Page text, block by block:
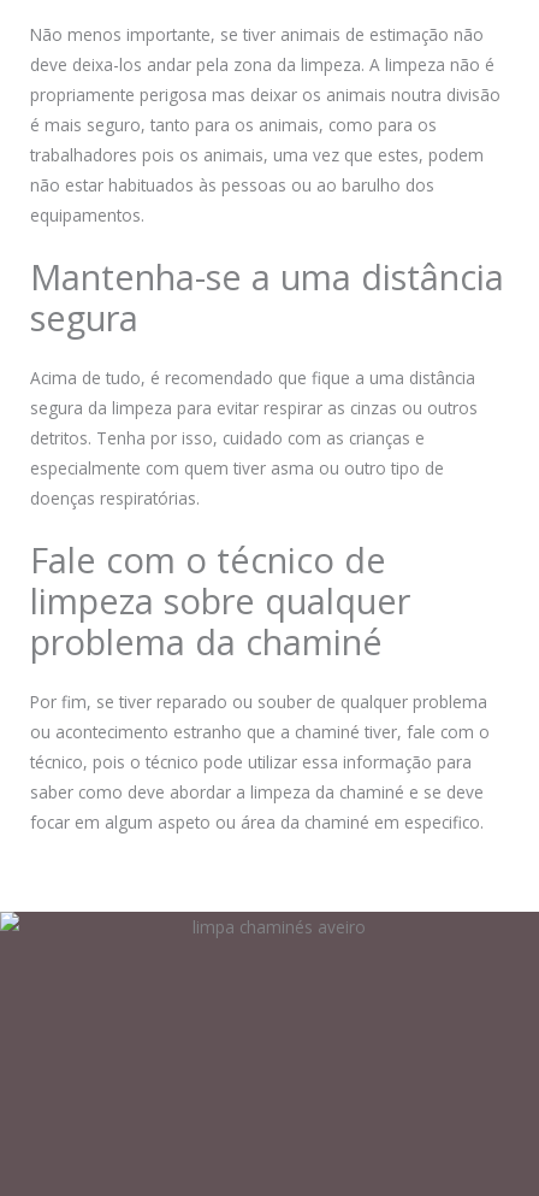
Não menos importante, se tiver animais de estimação não
deve deixa-los andar pela zona da limpeza. A limpeza não é
propriamente perigosa mas deixar os animais noutra divisão
é mais seguro, tanto para os animais, como para os
trabalhadores pois os animais, uma vez que estes, podem
não estar habituados às pessoas ou ao barulho dos
equipamentos.
Mantenha-se a uma distância
segura
Acima de tudo, é recomendado que fique a uma distância
segura da limpeza para evitar respirar as cinzas ou outros
detritos. Tenha por isso, cuidado com as crianças e
especialmente com quem tiver asma ou outro tipo de
doenças respiratórias.
Fale com o técnico de
limpeza sobre qualquer
problema da chaminé
Por fim, se tiver reparado ou souber de qualquer problema
ou acontecimento estranho que a chaminé tiver, fale com o
técnico, pois o técnico pode utilizar essa informação para
saber como deve abordar a limpeza da chaminé e se deve
focar em algum aspeto ou área da chaminé em especifico.